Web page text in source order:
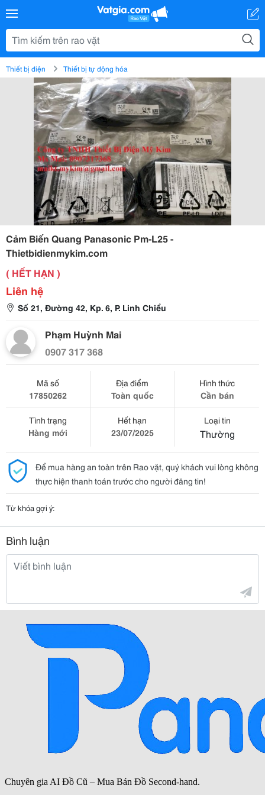
Thiết bị điện Thiết bị tự động hóa
Cảm Biến Quang Panasonic Pm-L25 -
Thietbidienmykim.com
( HẾT HẠN )
Liên hệ
Số 21, Đường 42, Kp. 6, P. Linh Chiểu
Phạm Huỳnh Mai
0907 317 368
Mã số
17850262
Địa điểm
Toàn quốc
Hình thức
Cần bán
Tình trạng
Hàng mới
Hết hạn
23/07/2025
Loại tin
Thường
Để mua hàng an toàn trên Rao vặt, quý khách vui lòng không
thực hiện thanh toán trước cho người đăng tin!
Từ khóa gợi ý:
Bình luận